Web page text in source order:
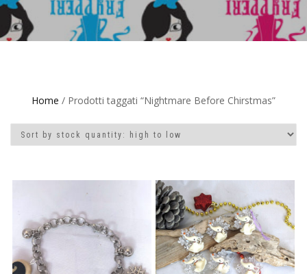
Home / Prodotti taggati “Nightmare Before Chirstmas”